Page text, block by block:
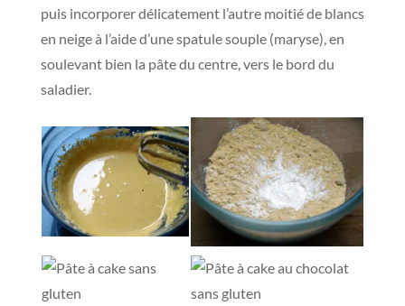
puis incorporer délicatement l’autre moitié de blancs
en neige à l’aide d’une spatule souple (maryse), en
soulevant bien la pâte du centre, vers le bord du
saladier.